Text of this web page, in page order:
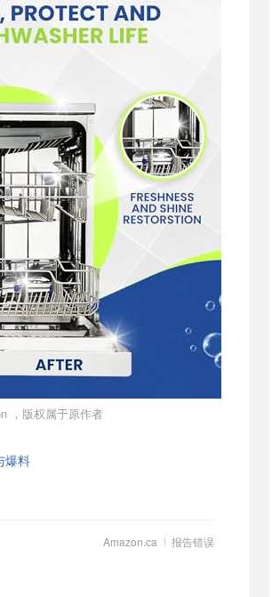
，版权属于原作者
爆料
报告错误
Amazon.ca